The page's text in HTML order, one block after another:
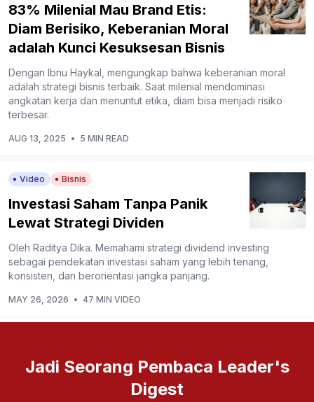
83% Milenial Mau Brand Etis:
Diam Berisiko, Keberanian Moral
adalah Kunci Kesuksesan Bisnis
Dengan Ibnu Haykal, mengungkap bahwa keberanian moral
adalah strategi bisnis terbaik. Saat milenial mendominasi
angkatan kerja dan menuntut etika, diam bisa menjadi risiko
terbesar.
AUG 13, 2025 • 5 MIN READ
Video Bisnis
Investasi Saham Tanpa Panik
Lewat Strategi Dividen
Oleh Raditya Dika. Memahami strategi dividend investing
sebagai pendekatan investasi saham yang lebih tenang,
konsisten, dan berorientasi jangka panjang.
MAY 26, 2026 • 47 MIN VIDEO
Jadi Seorang Pembaca Leader's
Digest